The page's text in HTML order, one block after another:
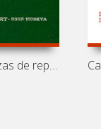
Catálogo de piezas de repuesto de